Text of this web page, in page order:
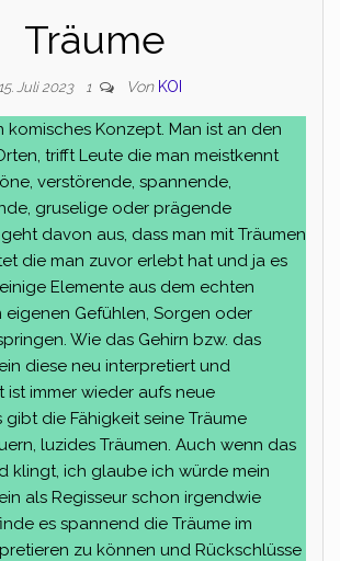
Träume
15. Juli 2023 1 Von KOI
komisches Konzept. Man ist an den
trifft Leute die man meistkennt
verstörende, spannende,
gruselige oder prägende
davon aus, dass man mit Träumen
die man zuvor erlebt hat und ja es
Elemente aus dem echten
eigenen Gefühlen, Sorgen oder
Wie das Gehirn bzw. das
diese neu interpretiert und
ist immer wieder aufs neue
gibt die Fähigkeit seine Träume
luzides Träumen. Auch wenn das
klingt, ich glaube ich würde mein
als Regisseur schon irgendwie
es spannend die Träume im
zu können und Rückschlüsse